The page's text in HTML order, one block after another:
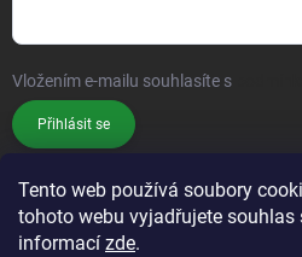
Tento web používá soubory
tohoto webu vyjadřujete
informací zde.
Vložením e-mailu souhlasíte s
Přihlásit se